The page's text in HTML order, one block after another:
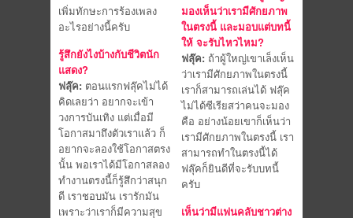
เพิ่มทักษะการร้องเพลง
อะไรอย่างนี้ครับ
รู้สึกยังไงบ้างกับชีวิตนัก
แสดง?
ฟลุ๊ค: ตอนแรกฟลุ๊คไม่ได้
คิดเลยว่า อยากจะเข้า
วงการบันเทิง แต่เมื่อมี
โอกาสมาถึงตัวเราแล้ว ก็
อยากจะลองใช้โอกาสตรง
นั้น พอเราได้มีโอกาสลอง
ทำงานตรงนี้ก็รู้สึกว่าสนุก
ดี เราชอบมัน เรารักมัน
เพราะว่าเราก็มีความสุข
มองเห็นว่าเรามีศักยภาพ
ในตรงนี้ และมอบแต่บทนี้
ให้ จะรับไหวไหม?
ฟลุ๊ค: ถ้าผู้ใหญ่เขาเล็งเห็น
ว่าเรามีศักยภาพในตรงนี้
เราก็สามารถเล่นได้ ฟลุ๊ค
ไม่ได้ซีเรียสว่าคนจะมอง
คือ อย่างน้อยเขาก็เห็นว่า
เรามีศักยภาพในตรงนี้ เรา
สามารถทำในตรงนี้ได้
ฟลุ๊คก็ยินดีที่จะรับบทนี้
ครับ
เห็นว่ามีแฟนคลับชาวต่าง